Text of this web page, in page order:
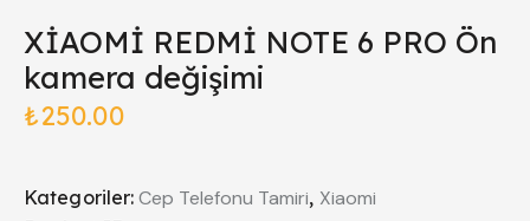
XİAOMİ REDMİ NOTE 6 PRO Ön
kamera değişimi
₺250.00
Kategoriler:Cep Telefonu Tamiri, Xiaomi